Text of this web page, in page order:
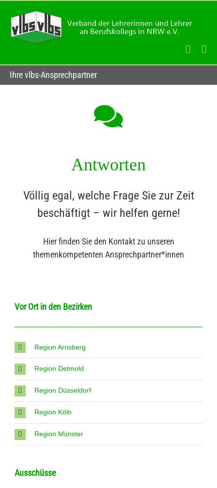
Inhalt
springen
Ihre vlbs-Ansprechpartner
Antworten
Völlig egal, welche Frage Sie zur Zeit
beschäftigt – wir helfen gerne!
Hier finden Sie den Kontakt zu unseren
themenkompetenten Ansprechpartner*innen
Vor Ort in den Bezirken
Region Arnsberg
Region Detmold
Region Düsseldorf
Region Köln
Region Münster
Ausschüsse